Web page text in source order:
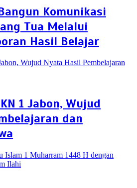
Komunikasi
Tua Melalui
Hasil Belajar
1 Jabon, Wujud
dan